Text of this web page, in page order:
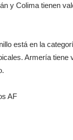
y Colima tienen
está en la
Armería tiene
AF